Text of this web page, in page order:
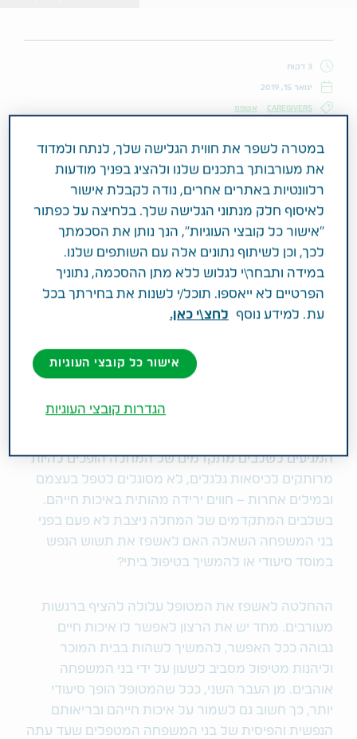
3 דקות
ינואר 15, 2019
CAREGIVERS אשפוז
אשפוז בן משפחה במוסד סיעודי הוא עניין
מורכב שנעשה מורכב יותר כאשר הוא
מתמודד עם אחת ממחלות הדמנציה. כיצד
ניתן להקל על קבלת ההחלטה ואיך לבחור
את המוסד הסיעודי המתאים ביותר עבור בן
המשפחה האהוב?
העלייה בתוחלת החיים היא עניין מבורך, המאפשרת לנו
ליהנות מאיכות חיים שנים רבות. צדו השני של המטבע
אחת המרכזיות שבהן היא הדמנציה, שיטיון בעברית, על
המגיעים לשלבים מתקדמים של המחלה הופכים להיות
מרותקים לכיסאות גלגלים, לא מסוגלים לטפל בעצמם
ובמילים אחרות – חווים ירידה מהותית באיכות חייהם.
בשלבים המתקדמים של המחלה ניצבת לא פעם בפני
בני המשפחה השאלה האם לאשפז את תשוש הנפש
במוסד סיעודי או להמשיך בטיפול ביתי?
ההחלטה לאשפז את המטופל עלולה להציף ברגשות
מעורבים. מחד יש את הרצון לאפשר לו איכות חיים
גבוהה ככל האפשר, להמשיך לשהות בבית המוכר
וליהנות מטיפול מסביב לשעון על ידי בני המשפחה
אוהבים. מן העבר השני, ככל שהמטופל הופך סיעודי
יותר, כך חשוב גם לשמור על איכות חייהם ובריאותם
הנפשית והפיסית של בני המשפחה המטפלים שעד עתה
במטרה לשפר את חווית הגלישה שלך, לנתח ולמדוד
את מעורבותך בתכנים שלנו ולהציג בפניך מודעות
רלוונטיות באתרים אחרים, נודה לקבלת אישור
לאיסוף חלק מנתוני הגלישה שלך. בלחיצה על כפתור
"אישור כל קובצי העוגיות", הנך נותן את הסכמתך
לכך, וכן לשיתוף נתונים אלה עם השותפים שלנו.
במידה ותבחר\י לגלוש ללא מתן ההסכמה, נתוניך
הפרטיים לא ייאספו. תוכל/י לשנות את בחירתך בכל
עת. למידע נוסף
לחצ\י כאן.
אישור כל קובצי העוגיות
הגדרות קובצי העוגיות